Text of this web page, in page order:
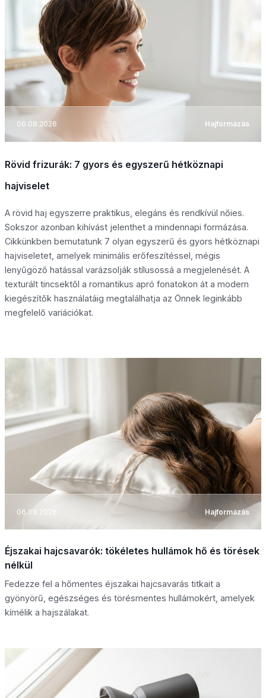
06.08.2026 Hajformázás
Rövid frizurák: 7 gyors és egyszerű hétköznapi
hajviselet
A rövid haj egyszerre praktikus, elegáns és rendkívül nőies.
Sokszor azonban kihívást jelenthet a mindennapi formázása.
Cikkünkben bemutatunk 7 olyan egyszerű és gyors hétköznapi
hajviseletet, amelyek minimális erőfeszítéssel, mégis
lenyűgöző hatással varázsolják stílusossá a megjelenését. A
texturált tincsektől a romantikus apró fonatokon át a modern
kiegészítők használatáig megtalálhatja az Önnek leginkább
megfelelő variációkat.
06.08.2026 Hajformázás
Éjszakai hajcsavarók: tökéletes hullámok hő és törések
nélkül
Fedezze fel a hőmentes éjszakai hajcsavarás titkait a
gyönyörű, egészséges és törésmentes hullámokért, amelyek
kímélik a hajszálakat.